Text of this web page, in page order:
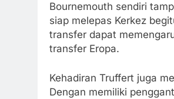
Bournemouth sendiri
siap melepas Kerkez
transfer dapat
transfer Eropa.
Kehadiran Truffert juga
Dengan memiliki